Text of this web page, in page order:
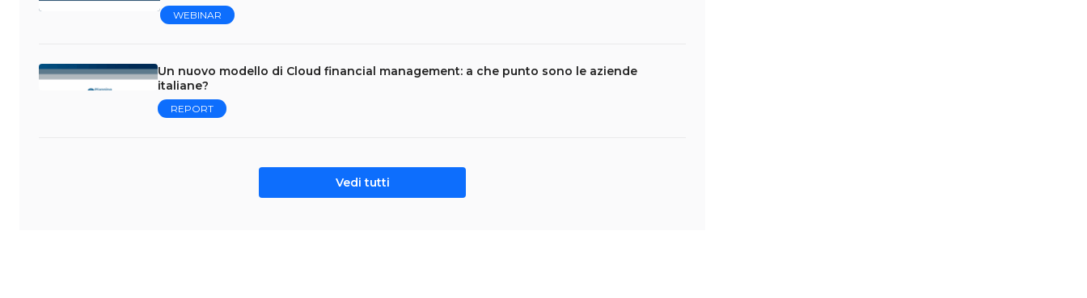
WEBINAR
Un nuovo modello di Cloud financial management: a che punto sono le aziende
italiane?
REPORT
Vedi tutti